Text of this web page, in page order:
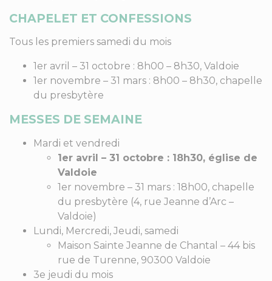
CHAPELET ET CONFESSIONS
Tous les premiers samedi du mois
1er avril – 31 octobre : 8h00 – 8h30, Valdoie
1er novembre – 31 mars : 8h00 – 8h30, chapelle
du presbytère
MESSES DE SEMAINE
Mardi et vendredi
1er avril – 31 octobre : 18h30, église de
Valdoie
1er novembre – 31 mars : 18h00, chapelle
du presbytère (4, rue Jeanne d’Arc –
Valdoie)
Lundi, Mercredi, Jeudi, samedi
Maison Sainte Jeanne de Chantal – 44 bis
rue de Turenne, 90300 Valdoie
3e jeudi du mois